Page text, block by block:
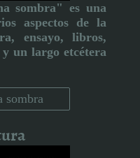
sombra" es una
aspectos de la
ensayo, libros,
un largo etcétera
sombra